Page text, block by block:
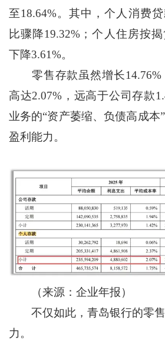
至18.64%。其中，个人消费
比骤降19.32%；个人住房按揭
下降3.61%。
零售存款虽然增长14.76%
高达2.07%，远高于公司存款
业务的“资产萎缩、负债高成本
盈利能力。
（来源：企业年报）
不仅如此，青岛银行的零售
力。